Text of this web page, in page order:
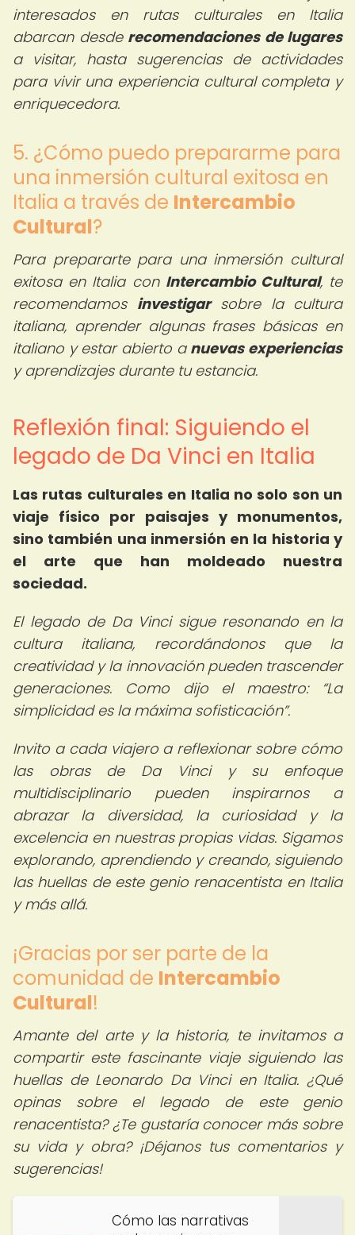
interesados en rutas culturales en Italia
abarcan desde recomendaciones de lugares
a visitar, hasta sugerencias de actividades
para vivir una experiencia cultural completa y
enriquecedora.
5. ¿Cómo puedo prepararme para
una inmersión cultural exitosa en
Italia a través de Intercambio
Cultural?
Para prepararte para una inmersión cultural
exitosa en Italia con Intercambio Cultural, te
recomendamos investigarsobre la cultura
italiana, aprender algunas frases básicas en
italiano y estar abierto a nuevas experiencias
y aprendizajes durante tu estancia.
Reflexión final: Siguiendo el
legado de Da Vinci en Italia
Las rutas culturales en Italia no solo son un
viaje físico por paisajes y monumentos,
sino también una inmersión en la historia y
el arte que han moldeado nuestra
sociedad.
El legado de Da Vinci sigue resonando en la
cultura italiana, recordándonos que la
creatividad y la innovación pueden trascender
generaciones. Como dijo el maestro:
La
simplicidad es la máxima sofisticación .
Invito a cada viajero a reflexionar sobre cómo
las obras de Da Vinci y su enfoque
multidisciplinario pueden inspirarnos a
abrazar la diversidad, la curiosidad y la
excelencia en nuestras propias vidas. Sigamos
explorando, aprendiendo y creando, siguiendo
las huellas de este genio renacentista en Italia
y más allá.
¡Gracias por ser parte de la
comunidad de Intercambio
Cultural!
Amante del arte y la historia, te invitamos a
compartir este fascinante viaje siguiendo las
huellas de Leonardo Da Vinci en Italia. ¿Qué
opinas sobre el legado de este genio
renacentista? ¿Te gustaría conocer más sobre
su vida y obra? ¡Déjanos tus comentarios y
sugerencias!
Cómo las narrativas